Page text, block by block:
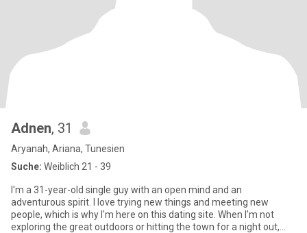
Adnen, 31
Aryanah, Ariana, Tunesien
Suche: Weiblich 21 - 39
I'm a 31-year-old single guy with an open mind and an
adventurous spirit. I love trying new things and meeting new
people, which is why I'm here on this dating site. When I'm not
exploring the great outdoors or hitting the town for a night out,